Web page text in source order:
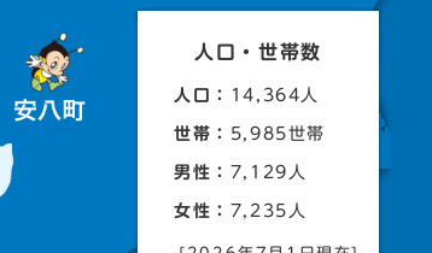
人口・世帯数
人口： 14,364人
世帯： 5,985世帯
男性： 7,129人
女性： 7,235人